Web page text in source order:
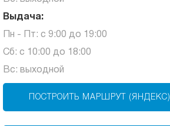
Выдача:
Пн - Пт: с 9:00 до 19:00
Сб: с 10:00 до 18:00
Вс: выходной
ПОСТРОИТЬ МАРШРУТ (ЯНДЕКС)